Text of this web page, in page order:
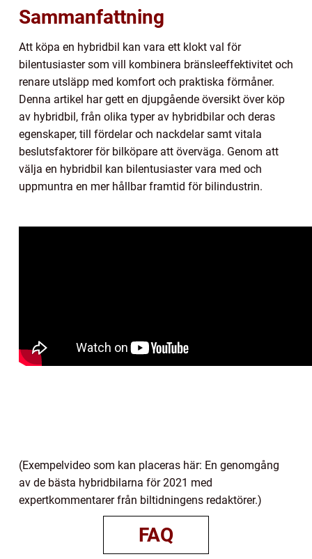
Sammanfattning
Att köpa en hybridbil kan vara ett klokt val för
bilentusiaster som vill kombinera bränsleeffektivitet och
renare utsläpp med komfort och praktiska förmåner.
Denna artikel har gett en djupgående översikt över köp
av hybridbil, från olika typer av hybridbilar och deras
egenskaper, till fördelar och nackdelar samt vitala
beslutsfaktorer för bilköpare att överväga. Genom att
välja en hybridbil kan bilentusiaster vara med och
uppmuntra en mer hållbar framtid för bilindustrin.
(Exempelvideo som kan placeras här: En genomgång
av de bästa hybridbilarna för 2021 med
expertkommentarer från biltidningens redaktörer.)
FAQ